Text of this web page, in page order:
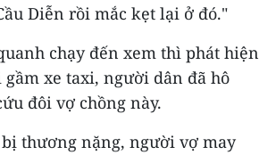
Diễn rồi mắc kẹt lại ở đó."
chạy đến xem thì phát hiện
xe taxi, người dân đã hô
đôi vợ chồng này.
thương nặng, người vợ may